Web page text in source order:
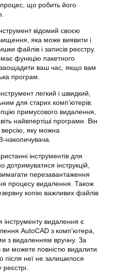
що робить його
відомий своєю
яка може виявити і
файлів і записів реєстру.
функцію пакетного
ваш час, якщо вам
програм.
легкий і швидкий,
для старих комп’ютерів.
примусового видалення,
найвпертіші програми. Він
яку можна
накопичувача.
інструментів для
інструкцій,
перезавантаження
процесу видалення. Також
копію важливих файлів
інструменту видалення є
AutoCAD з комп’ютера,
з видаленням вручну. За
ви можете повністю видалити
після неї не залишилося